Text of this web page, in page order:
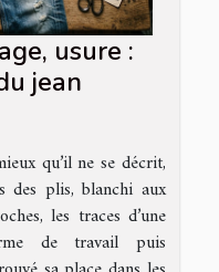
usure :
jean
qu’il ne se décrit,
plis, blanchi aux
les traces d’une
de travail puis